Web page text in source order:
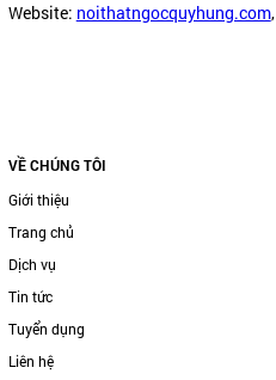
Website: noithatngocquyhung.com,
VỀ CHÚNG TÔI
Giới thiệu
Trang chủ
Dịch vụ
Tin tức
Tuyển dụng
Liên hệ